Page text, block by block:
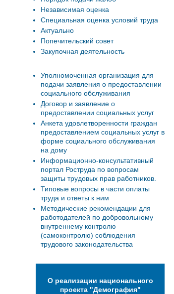
Независимая оценка
Специальная оценка условий труда
Актуально
Попечительский совет
Закупочная деятельность
Уполномоченная организация для
подачи заявления о предоставлении
социального обслуживания
Договор и заявление о
предоставлении социальных услуг
Анкета удовлетворенности граждан
предоставлением социальных услуг в
форме социального обслуживания
на дому
Информационно-консультативный
портал Роструда по вопросам
защиты трудовых прав работников.
Типовые вопросы в части оплаты
труда и ответы к ним
Методические рекомендации для
работодателей по добровольному
внутреннему контролю
(самоконтролю) соблюдения
трудового законодательства
О реализации национального
проекта "Демография"